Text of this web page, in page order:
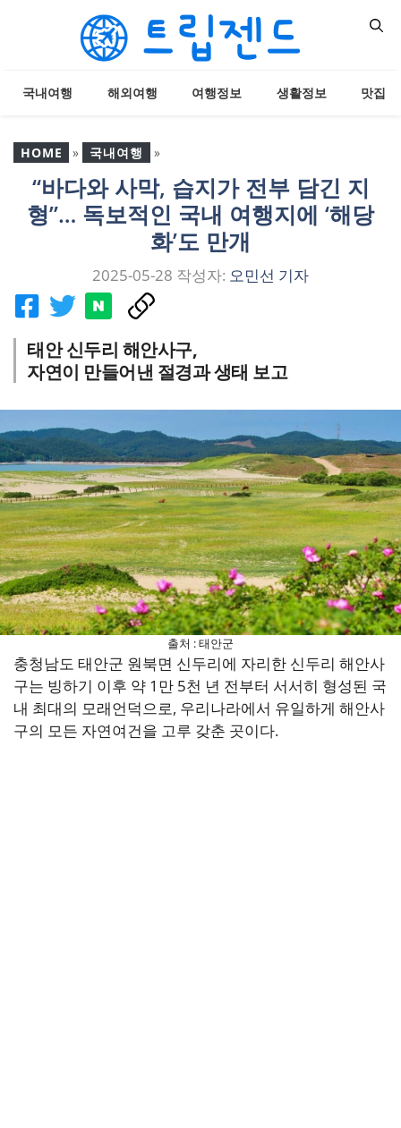
뛰
기
국내여행 해외여행 여행정보 생활정보 맛집
HOME » 국내여행 »
“바다와 사막, 습지가 전부
담긴 지형”… 독보적인 국
내 여행지에 ‘해당화’도 만
“바다와 사막, 습지가 전부 담긴 지
형”… 독보적인 국내 여행지에 ‘해당
화’도 만개
2025-05-28 작성자: 오민선 기자
태안 신두리 해안사구,
자연이 만들어낸 절경과 생태 보고
출처 : 태안군
충청남도 태안군 원북면 신두리에 자리한 신두리 해안사
구는 빙하기 이후 약 1만 5천 년 전부터 서서히 형성된 국
내 최대의 모래언덕으로, 우리나라에서 유일하게 해안사
구의 모든 자연여건을 고루 갖춘 곳이다.